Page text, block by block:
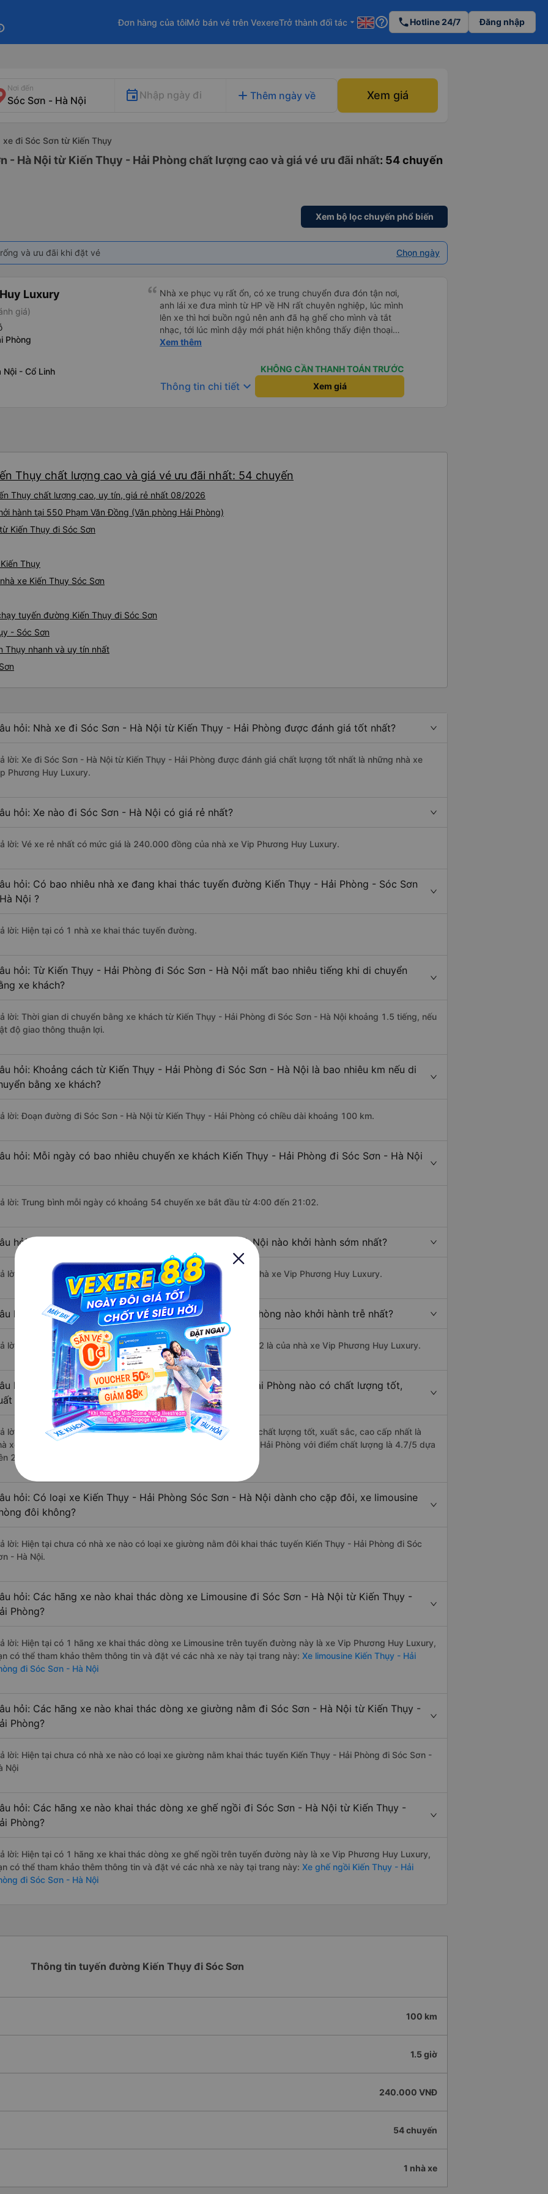
Đơn hàng của tôiMở bán vé trên VexereTrở thành đối tác arrow_drop_down help_outline phoneHotline 24/7 Đăng nhập
Nơi đến
Nhập ngày đi add Thêm ngày về Xem giá
xe đi Sóc Sơn từ Kiến Thụy
- Hà Nội từ Kiến Thụy - Hải Phòng chất lượng cao và giá vé ưu đãi nhất: 54 chuyến
Xem bộ lọc chuyến phổ biến
và ưu đãi khi đặt vé Chọn ngày
Luxury
giá)
Phòng
Nội - Cổ Linh
Nhà xe phục vụ rất ổn, có xe trung chuyển đưa đón tận nơi,
anh lái xe đưa mình từ HP về HN rất chuyên nghiệp, lúc mình
lên xe thì hơi buồn ngủ nên anh đã hạ ghế cho mình và tắt
nhạc, tới lúc mình dậy mới phát hiện không thấy điện thoại
thì anh đã ngay lập tức gọi xe trung chuyển để tìm điện thoại
đó. Cảm ơn anh và nhà xe rất nhiều. 1000 sao ạ.
Xem thêm
KHÔNG CẦN THANH TOÁN TRƯỚC
Thông tin chi tiết keyboard_arrow_down Xem giá
Thụy chất lượng cao và giá vé ưu đãi nhất: 54 chuyến
Thụy chất lượng cao, uy tín, giá rẻ nhất 08/2026
hành tại 550 Phạm Văn Đồng (Văn phòng Hải Phòng)
Kiến Thụy đi Sóc Sơn
Thụy
xe Kiến Thụy Sóc Sơn
tuyến đường Kiến Thụy đi Sóc Sơn
- Sóc Sơn
Thụy nhanh và uy tín nhất
hỏi: Nhà xe đi Sóc Sơn - Hà Nội từ Kiến Thụy - Hải Phòng được đánh giá tốt nhất?
lời: Xe đi Sóc Sơn - Hà Nội từ Kiến Thụy - Hải Phòng được đánh giá chất lượng tốt nhất là những nhà xe
Phương Huy Luxury.
hỏi: Xe nào đi Sóc Sơn - Hà Nội có giá rẻ nhất?
lời: Vé xe rẻ nhất có mức giá là 240.000 đồng của nhà xe Vip Phương Huy Luxury.
hỏi: Có bao nhiêu nhà xe đang khai thác tuyến đường Kiến Thụy - Hải Phòng - Sóc Sơn
Nội ?
lời: Hiện tại có 1 nhà xe khai thác tuyến đường.
hỏi: Từ Kiến Thụy - Hải Phòng đi Sóc Sơn - Hà Nội mất bao nhiêu tiếng khi di chuyển
xe khách?
lời: Thời gian di chuyển bằng xe khách từ Kiến Thụy - Hải Phòng đi Sóc Sơn - Hà Nội khoảng 1.5 tiếng, nếu
độ giao thông thuận lợi.
hỏi: Khoảng cách từ Kiến Thụy - Hải Phòng đi Sóc Sơn - Hà Nội là bao nhiêu km nếu di
bằng xe khách?
lời: Đoạn đường đi Sóc Sơn - Hà Nội từ Kiến Thụy - Hải Phòng có chiều dài khoảng 100 km.
hỏi: Mỗi ngày có bao nhiêu chuyến xe khách Kiến Thụy - Hải Phòng đi Sóc Sơn - Hà Nội
lời: Trung bình mỗi ngày có khoảng 54 chuyến xe bắt đầu từ 4:00 đến 21:02.
hỏi: Nhà xe đi Kiến Thụy - Hải Phòng Sóc Sơn - Hà Nội nào khởi hành sớm nhất?
lời: Chuyến xe có giờ xuất phát sớm nhất vào lúc 4:00 là của nhà xe Vip Phương Huy Luxury.
hỏi: Nhà xe đi Sóc Sơn - Hà Nội từ Kiến Thụy - Hải Phòng nào khởi hành trễ nhất?
lời: Chuyến xe có giờ xuất phát trễ (muộn) nhất là vào lúc 21:02 là của nhà xe Vip Phương Huy Luxury.
hỏi: Review xe đi Sóc Sơn - Hà Nội từ Kiến Thụy - Hải Phòng nào có chất lượng tốt,
sắc, cao cấp nhất?
lời: Những hãng xe đi Kiến Thụy - Hải Phòng Sóc Sơn - Hà Nội chất lượng tốt, xuất sắc, cao cấp nhất là
xe Vip Phương Huy Luxury đi Sóc Sơn - Hà Nội từ Kiến Thụy - Hải Phòng với điểm chất lượng là 4.7/5 dựa
234 đánh giá của khách hàng).
hỏi: Có loại xe Kiến Thụy - Hải Phòng Sóc Sơn - Hà Nội dành cho cặp đôi, xe limousine
đôi không?
lời: Hiện tại chưa có nhà xe nào có loại xe giường nằm đôi khai thác tuyến Kiến Thụy - Hải Phòng đi Sóc
- Hà Nội.
hỏi: Các hãng xe nào khai thác dòng xe Limousine đi Sóc Sơn - Hà Nội từ Kiến Thụy -
Phòng?
lời: Hiện tại có 1 hãng xe khai thác dòng xe Limousine trên tuyến đường này là xe Vip Phương Huy Luxury,
có thể tham khảo thêm thông tin và đặt vé các nhà xe này tại trang này: Xe limousine Kiến Thụy - Hải
đi Sóc Sơn - Hà Nội
hỏi: Các hãng xe nào khai thác dòng xe giường nằm đi Sóc Sơn - Hà Nội từ Kiến Thụy -
Phòng?
lời: Hiện tại chưa có nhà xe nào có loại xe giường nằm khai thác tuyến Kiến Thụy - Hải Phòng đi Sóc Sơn -
Nội
hỏi: Các hãng xe nào khai thác dòng xe ghế ngồi đi Sóc Sơn - Hà Nội từ Kiến Thụy -
Phòng?
lời: Hiện tại có 1 hãng xe khai thác dòng xe ghế ngồi trên tuyến đường này là xe Vip Phương Huy Luxury,
có thể tham khảo thêm thông tin và đặt vé các nhà xe này tại trang này: Xe ghế ngồi Kiến Thụy - Hải
đi Sóc Sơn - Hà Nội
Thông tin tuyến đường Kiến Thụy đi Sóc Sơn
100 km
1.5 giờ
240.000 VNĐ
54 chuyến
1 nhà xe